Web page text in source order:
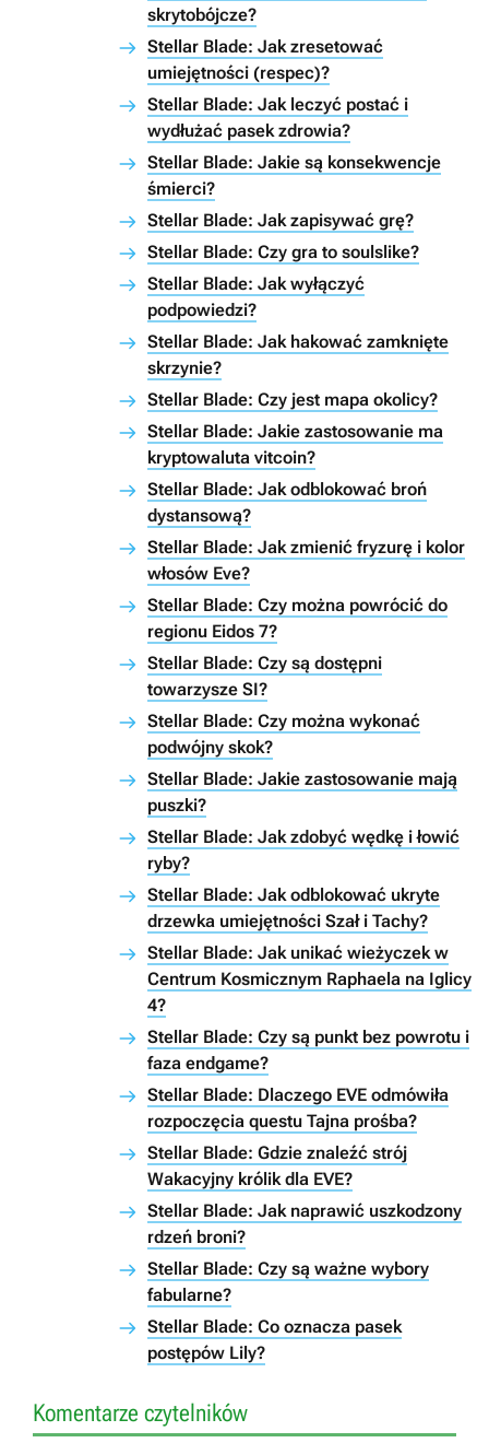
skrytobójcze?
Stellar Blade: Jak zresetować
umiejętności (respec)?
Stellar Blade: Jak leczyć postać i
wydłużać pasek zdrowia?
Stellar Blade: Jakie są konsekwencje
śmierci?
Stellar Blade: Jak zapisywać grę?
Stellar Blade: Czy gra to soulslike?
Stellar Blade: Jak wyłączyć
podpowiedzi?
Stellar Blade: Jak hakować zamknięte
skrzynie?
Stellar Blade: Czy jest mapa okolicy?
Stellar Blade: Jakie zastosowanie ma
kryptowaluta vitcoin?
Stellar Blade: Jak odblokować broń
dystansową?
Stellar Blade: Jak zmienić fryzurę i kolor
włosów Eve?
Stellar Blade: Czy można powrócić do
regionu Eidos 7?
Stellar Blade: Czy są dostępni
towarzysze SI?
Stellar Blade: Czy można wykonać
podwójny skok?
Stellar Blade: Jakie zastosowanie mają
puszki?
Stellar Blade: Jak zdobyć wędkę i łowić
ryby?
Stellar Blade: Jak odblokować ukryte
drzewka umiejętności Szał i Tachy?
Stellar Blade: Jak unikać wieżyczek w
Centrum Kosmicznym Raphaela na Iglicy
4?
Stellar Blade: Czy są punkt bez powrotu i
faza endgame?
Stellar Blade: Dlaczego EVE odmówiła
rozpoczęcia questu Tajna prośba?
Stellar Blade: Gdzie znaleźć strój
Wakacyjny królik dla EVE?
Stellar Blade: Jak naprawić uszkodzony
rdzeń broni?
Stellar Blade: Czy są ważne wybory
fabularne?
Stellar Blade: Co oznacza pasek
postępów Lily?
Komentarze czytelników